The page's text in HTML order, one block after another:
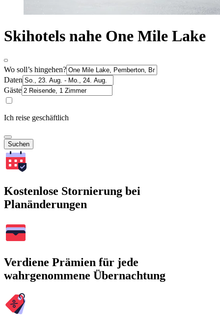
Skihotels nahe One Mile Lake
Wo soll’s hingehen?
Daten
Gäste
Ich reise geschäftlich
Suchen
Kostenlose Stornierung bei
Planänderungen
Verdiene Prämien für jede
wahrgenommene Übernachtung